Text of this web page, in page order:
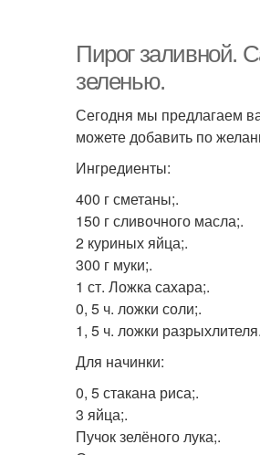
Пирог заливной.
зеленью.
Сегодня мы предлагаем
можете добавить по
Ингредиенты:
400 г сметаны;.
150 г сливочного масла;.
2 куриных яйца;.
300 г муки;.
1 ст. Ложка сахара;.
0, 5 ч. ложки соли;.
1, 5 ч. ложки разрыхлителя.
Для начинки:
0, 5 стакана риса;.
3 яйца;.
Пучок зелёного лука;.